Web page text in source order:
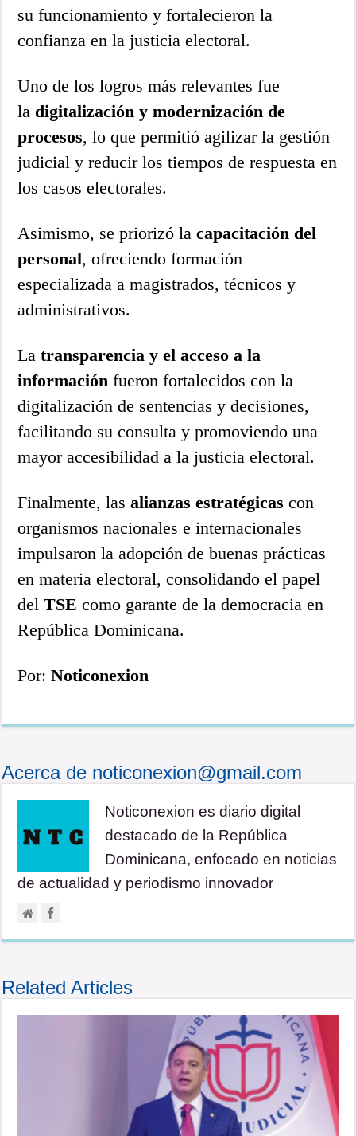
su funcionamiento y fortalecieron la
confianza en la justicia electoral.
Uno de los logros más relevantes fue
la digitalización y modernización de
procesos, lo que permitió agilizar la gestión
judicial y reducir los tiempos de respuesta en
los casos electorales.
Asimismo, se priorizó lacapacitación del
personal, ofreciendo formación
especializada a magistrados, técnicos y
administrativos.
Latransparencia y el acceso a la
información fueron fortalecidos con la
digitalización de sentencias y decisiones,
facilitando su consulta y promoviendo una
mayor accesibilidad a la justicia electoral.
Finalmente, lasalianzas estratégicas con
organismos nacionales e internacionales
impulsaron la adopción de buenas prácticas
en materia electoral, consolidando el papel
delTSE como garante de la democracia en
República Dominicana.
Por:Noticonexion
Acerca de noticonexion@gmail.com
Noticonexion es diario digital
destacado de la República
Dominicana, enfocado en noticias
de actualidad y periodismo innovador
Related Articles